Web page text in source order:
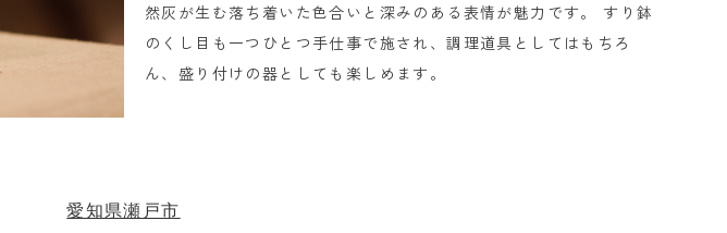
然灰が生む落ち着いた色合いと深みのある表情が魅力です。 すり鉢
のくし目も一つひとつ手仕事で施され、調理道具としてはもちろ
ん、盛り付けの器としても楽しめます。
愛知県瀬戸市